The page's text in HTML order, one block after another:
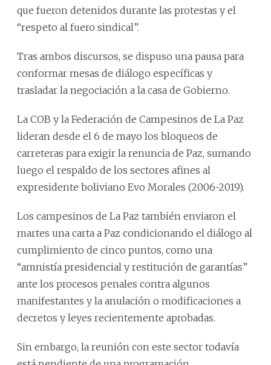
que fueron detenidos durante las protestas y el
“respeto al fuero sindical”.
Tras ambos discursos, se dispuso una pausa para
conformar mesas de diálogo específicas y
trasladar la negociación a la casa de Gobierno.
La COB y la Federación de Campesinos de La Paz
lideran desde el 6 de mayo los bloqueos de
carreteras para exigir la renuncia de Paz, sumando
luego el respaldo de los sectores afines al
expresidente boliviano Evo Morales (2006-2019).
Los campesinos de La Paz también enviaron el
martes una carta a Paz condicionando el diálogo al
cumplimiento de cinco puntos, como una
“amnistía presidencial y restitución de garantías”
ante los procesos penales contra algunos
manifestantes y la anulación o modificaciones a
decretos y leyes recientemente aprobadas.
Sin embargo, la reunión con este sector todavía